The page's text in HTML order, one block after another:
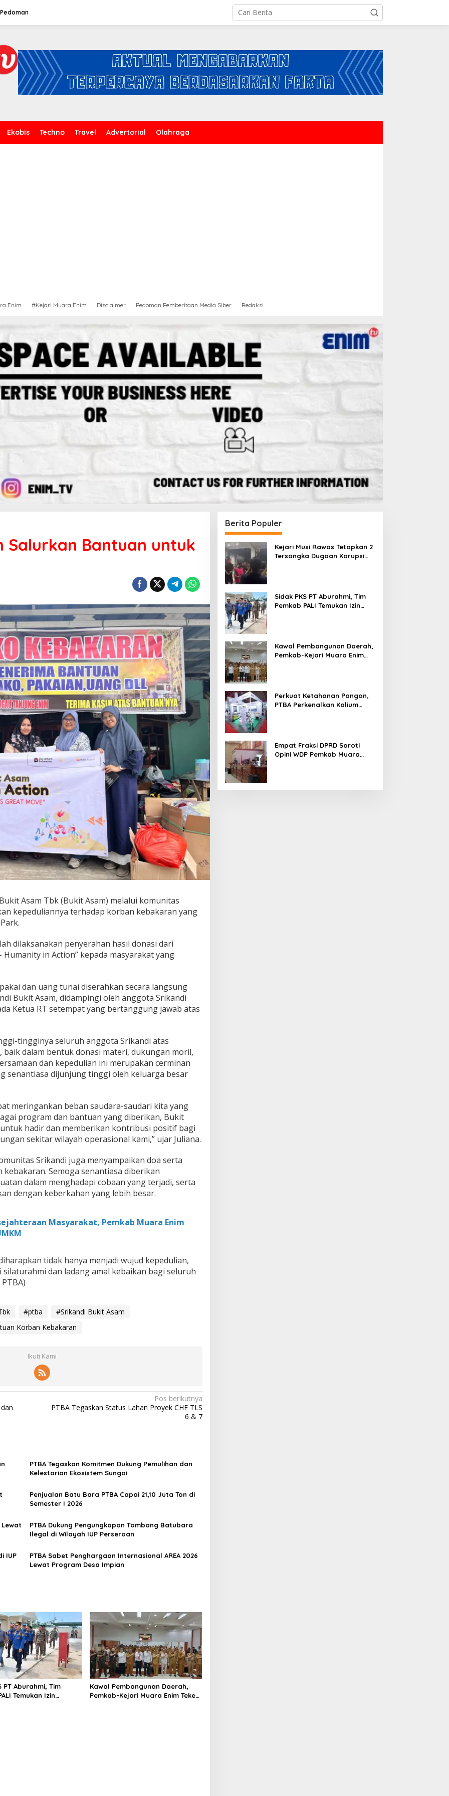
Pedoman
Ekobis Techno Travel Advertorial Olahraga
Enim #Kejari Muara Enim Disclaimer Pedoman Pemberitaan Media Siber Redaksi
Salurkan Bantuan untuk
Asam Tbk (Bukit Asam) melalui komunitas
kepeduliannya terhadap korban kebakaran yang
dilaksanakan penyerahan hasil donasi dari
in Action” kepada masyarakat yang
dan uang tunai diserahkan secara langsung
Bukit Asam, didampingi oleh anggota Srikandi
Ketua RT setempat yang bertanggung jawab atas
tingginya seluruh anggota Srikandi atas
dalam bentuk donasi materi, dukungan moril,
dan kepedulian ini merupakan cerminan
senantiasa dijunjung tinggi oleh keluarga besar
meringankan beban saudara-saudari kita yang
program dan bantuan yang diberikan, Bukit
hadir dan memberikan kontribusi positif bagi
sekitar wilayah operasional kami,” ujar Juliana.
Srikandi juga menyampaikan doa serta
Semoga senantiasa diberikan
dalam menghadapi cobaan yang terjadi, serta
dengan keberkahan yang lebih besar.
Masyarakat, Pemkab Muara Enim
tidak hanya menjadi wujud kepedulian,
dan ladang amal kebaikan bagi seluruh
#ptba
#Srikandi Bukit Asam
Korban Kebakaran
Ikuti Kami
Pos berikutnya
PTBA Tegaskan Status Lahan Proyek CHF TLS
6 & 7
PTBA Tegaskan Komitmen Dukung Pemulihan dan
Kelestarian Ekosistem Sungai
Penjualan Batu Bara PTBA Capai 21,10 Juta Ton di
Semester I 2026
Lewat
PTBA Dukung Pengungkapan Tambang Batubara
Ilegal di Wilayah IUP Perseroan
IUP
PTBA Sabet Penghargaan Internasional AREA 2026
Lewat Program Desa Impian
PT Aburahmi, Tim
Temukan Izin
Kawal Pembangunan Daerah,
Pemkab-Kejari Muara Enim Teken
Berita Populer
Kejari Musi Rawas Tetapkan 2
Tersangka Dugaan Korupsi
Sidak PKS PT Aburahmi, Tim
Pemkab PALI Temukan Izin
Kawal Pembangunan Daerah,
Pemkab-Kejari Muara Enim
Perkuat Ketahanan Pangan,
PTBA Perkenalkan Kalium
Empat Fraksi DPRD Soroti
Opini WDP Pemkab Muara